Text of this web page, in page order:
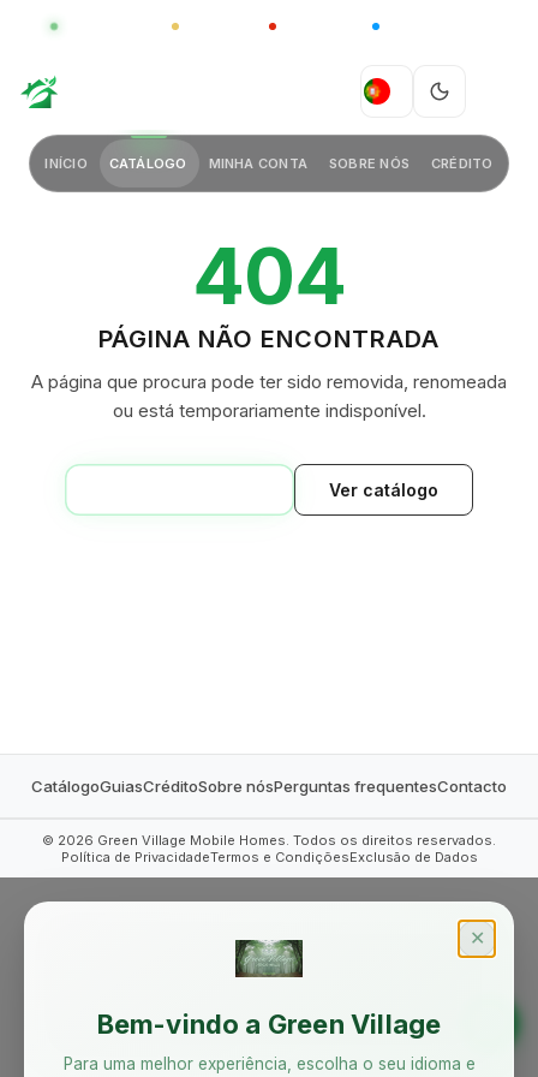
GLOBAL CHINA
PT
INÍCIO CATÁLOGO MINHA CONTA SOBRE NÓS CRÉDITO
404
PÁGINA NÃO ENCONTRADA
A página que procura pode ter sido removida, renomeada
ou está temporariamente indisponível.
Ver catálogo
CatálogoGuiasCréditoSobre nósPerguntas frequentesContacto
© 2026 Green Village Mobile Homes. Todos os direitos reservados.
Política de PrivacidadeTermos e CondiçõesExclusão de Dados
✕
Bem-vindo a Green Village
Para uma melhor experiência, escolha o seu idioma e